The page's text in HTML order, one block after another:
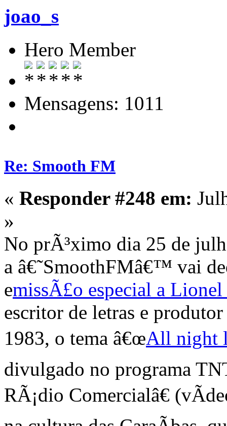
joao_s
Hero Member
Mensagens: 1011
Re: Smooth FM
« Responder #248 em:
»
No prÃ³ximo dia 25 de
a â€˜SmoothFMâ€™ vai
emissÃ£o especial a
escritor de letras e
1983, o tema â€œAll night
divulgado no programa
RÃ¡dio Comercialâ€